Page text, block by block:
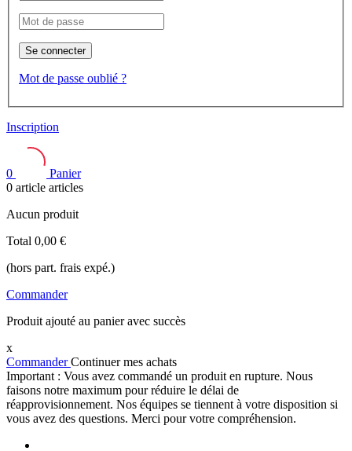
Se connecter
Mot de passe oublié ?
Inscription
0
Panier
0 article articles
Aucun produit
Total 0,00 €
(hors part. frais expé.)
Commander
Produit ajouté au panier avec succès
x
CommanderContinuer mes achats
Important : Vous avez commandé un produit en rupture. Nous
faisons notre maximum pour réduire le délai de
réapprovisionnement. Nos équipes se tiennent à votre disposition si
vous avez des questions. Merci pour votre compréhension.